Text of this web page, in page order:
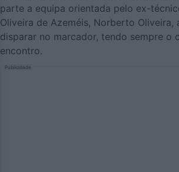
parte a equipa orientada pelo ex-
Oliveira de Azeméis, Norberto Oliveira,
disparar no marcador, tendo sempre o
encontro.
Publicidade